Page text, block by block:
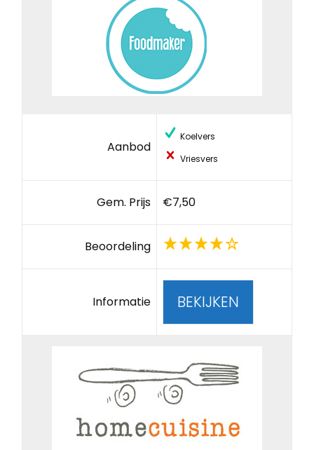
Aanbod
Koelvers
Vriesvers
Gem. Prijs €7,50
Beoordeling
Informatie BEKIJKEN